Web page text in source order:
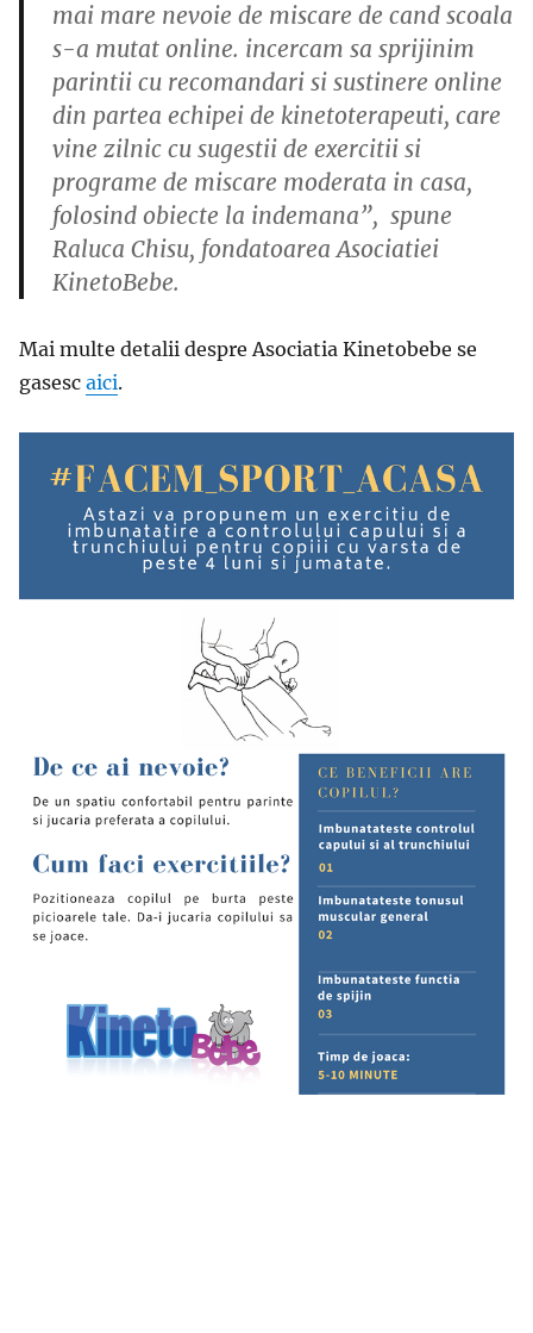
mai mare nevoie de miscare de cand scoala
s-a mutat online. incercam sa sprijinim
parintii cu recomandari si sustinere online
din partea echipei de kinetoterapeuti, care
vine zilnic cu sugestii de exercitii si
programe de miscare moderata in casa,
folosind obiecte la indemana”, spune
Raluca Chisu, fondatoarea Asociatiei
KinetoBebe.
Mai multe detalii despre Asociatia Kinetobebe se
gasesc aici.